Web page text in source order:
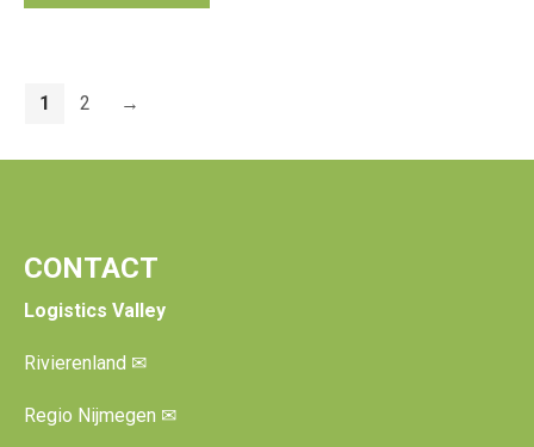
1 2 →
CONTACT
Logistics Valley
Rivierenland ✉
Regio Nijmegen ✉